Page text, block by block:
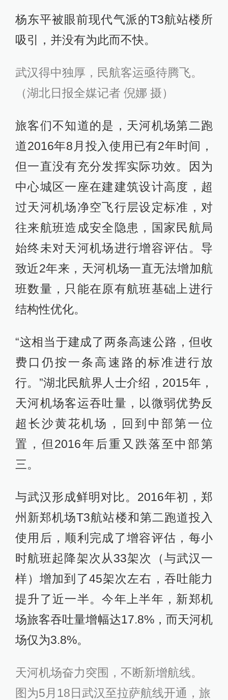
杨东平被眼前现代气派的T3航站楼所
吸引，并没有为此而不快。
武汉得中独厚，民航客运亟待腾飞。
（湖北日报全媒记者 倪娜 摄）
旅客们不知道的是，天河机场第二跑
道2016年8月投入使用已有2年时间，
但一直没有充分发挥实际功效。因为
中心城区一座在建建筑设计高度，超
过天河机场净空飞行层设定标准，对
往来航班造成安全隐患，国家民航局
始终未对天河机场进行增容评估。导
致近2年来，天河机场一直无法增加航
班数量，只能在原有航班基础上进行
结构性优化。
“这相当于建成了两条高速公路，但收
费口仍按一条高速路的标准进行放
行。”湖北民航界人士介绍，2015年，
天河机场客运吞吐量，以微弱优势反
超长沙黄花机场，回到中部第一位
置，但2016年后重又跌落至中部第
三。
与武汉形成鲜明对比。2016年初，郑
州新郑机场T3航站楼和第二跑道投入
使用后，顺利完成了增容评估，每小
时航班起降架次从33架次（与武汉一
样）增加到了45架次左右，吞吐能力
提升了近一半。今年上半年，新郑机
场旅客吞吐量增幅达17.8%，而天河机
场仅为3.8%。
天河机场奋力突围，不断新增航线。
图为5月18日武汉至拉萨航线开通，旅